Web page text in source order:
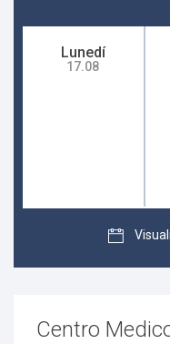
Tumore dello
Unghia Incarnita
Cicatrici
Lunedí
17.08
Centro